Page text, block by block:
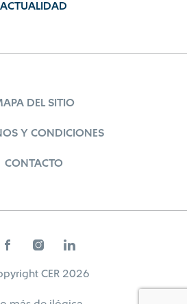
ACTUALIDAD
DEL SITIO
Y CONDICIONES
CONTACTO
CER 2026